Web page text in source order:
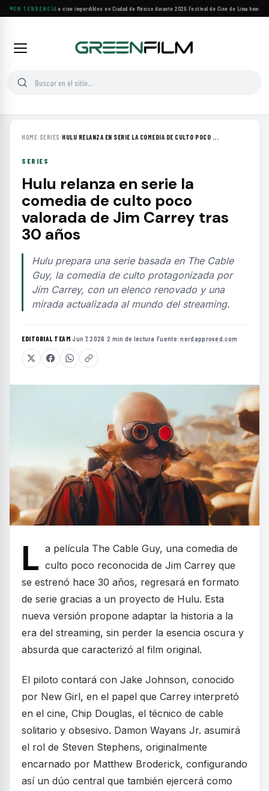
EN TENDENCIA
Cuatro festivales de cine imperdibles en Ciudad de México durante 2026·Festival de Cine de Lima
HOME› SERIES ›HULU RELANZA EN SERIE LA COMEDIA DE CULTO POCO ...
SERIES
Hulu relanza en serie la
comedia de culto poco
valorada de Jim Carrey tras
30 años
Hulu prepara una serie basada en The Cable
Guy, la comedia de culto protagonizada por
Jim Carrey, con un elenco renovado y una
mirada actualizada al mundo del streaming.
EDITORIAL TEAM·Jun 7, 2026 ·2 min de lectura ·Fuente:nerdapproved.com
L a película The Cable Guy, una comedia de
culto poco reconocida de Jim Carrey que
se estrenó hace 30 años, regresará en formato
de serie gracias a un proyecto de Hulu. Esta
nueva versión propone adaptar la historia a la
era del streaming, sin perder la esencia oscura y
absurda que caracterizó al film original.
El piloto contará con Jake Johnson, conocido
por New Girl, en el papel que Carrey interpretó
en el cine, Chip Douglas, el técnico de cable
solitario y obsesivo. Damon Wayans Jr. asumirá
el rol de Steven Stephens, originalmente
encarnado por Matthew Broderick, configurando
así un dúo central que también ejercerá como